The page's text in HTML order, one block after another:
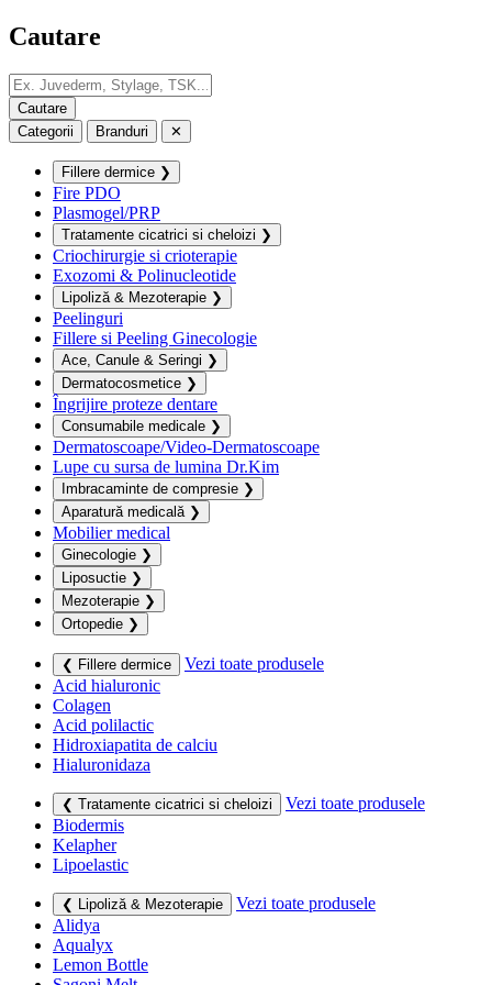
Cautare
Categorii Branduri ✕
Fillere dermice ❯
Fire PDO
Plasmogel/PRP
Tratamente cicatrici si cheloizi ❯
Criochirurgie si crioterapie
Exozomi & Polinucleotide
Lipoliză & Mezoterapie ❯
Peelinguri
Fillere si Peeling Ginecologie
Ace, Canule & Seringi ❯
Dermatocosmetice ❯
Îngrijire proteze dentare
Consumabile medicale ❯
Dermatoscoape/Video-Dermatoscoape
Lupe cu sursa de lumina Dr.Kim
Imbracaminte de compresie ❯
Aparatură medicală ❯
Mobilier medical
Ginecologie ❯
Liposuctie ❯
Mezoterapie ❯
Ortopedie ❯
❮ Fillere dermice
Vezi toate produsele
Acid hialuronic
Colagen
Acid polilactic
Hidroxiapatita de calciu
Hialuronidaza
❮ Tratamente cicatrici si cheloizi
Vezi toate produsele
Biodermis
Kelapher
Lipoelastic
❮ Lipoliză & Mezoterapie
Vezi toate produsele
Alidya
Aqualyx
Lemon Bottle